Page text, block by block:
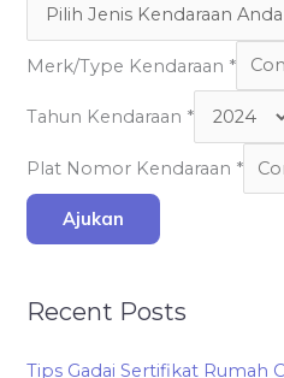
Merk/Type Kendaraan *
Tahun Kendaraan *
Plat Nomor Kendaraan *
Ajukan
Recent Posts
Tips Gadai Sertifikat Rumah